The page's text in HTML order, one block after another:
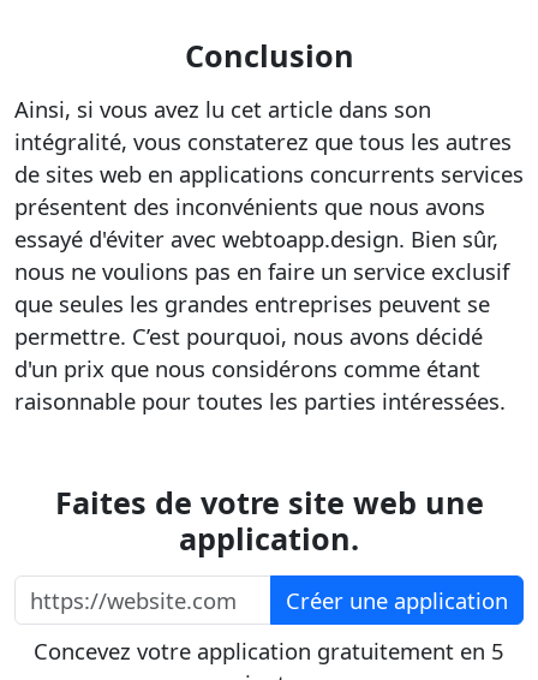
Conclusion
Ainsi, si vous avez lu cet article dans son
intégralité, vous constaterez que tous les autres
de sites web en applications concurrents services
présentent des inconvénients que nous avons
essayé d'éviter avec webtoapp.design. Bien sûr,
nous ne voulions pas en faire un service exclusif
que seules les grandes entreprises peuvent se
permettre. C’est pourquoi, nous avons décidé
d'un prix que nous considérons comme étant
raisonnable pour toutes les parties intéressées.
Faites de votre site web une
application.
https://website.com
Créer une application
Concevez votre application gratuitement en 5